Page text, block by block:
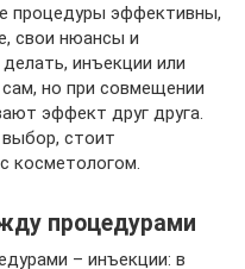
процедуры эффективны,
свои нюансы и
инъекции или
но при совмещении
эффект друг друга.
стоит
косметологом.
процедурами
– инъекции: в